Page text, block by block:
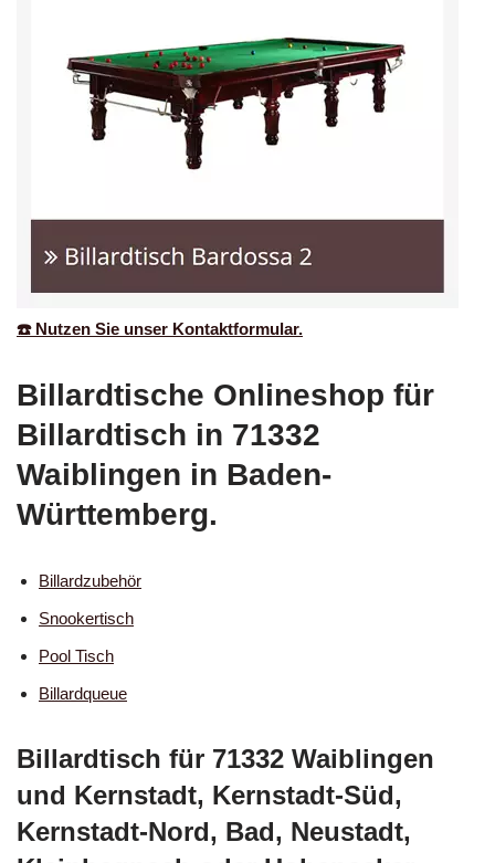
☎️ Nutzen Sie unser Kontaktformular.
Billardtische Onlineshop für
Billardtisch in 71332
Waiblingen in Baden-
Württemberg.
Billardzubehör
Snookertisch
Pool Tisch
Billardqueue
Billardtisch für 71332 Waiblingen
und Kernstadt, Kernstadt-Süd,
Kernstadt-Nord, Bad, Neustadt,